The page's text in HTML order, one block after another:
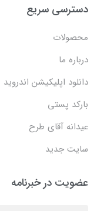
دسترسی سریع
محصولات
درباره ما
دانلود اپلیکیشن اندروید
بارکد پستی
عیدانه آقای طرح
سایت جدید
عضویت در خبرنامه